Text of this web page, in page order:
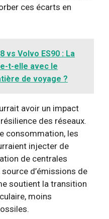
ces écarts en
vs Volvo ES90 : La
t-elle avec le
de voyage ?
avoir un impact
des réseaux.
consommation, les
injecter de
de centrales
d’émissions de
soutient la transition
moins